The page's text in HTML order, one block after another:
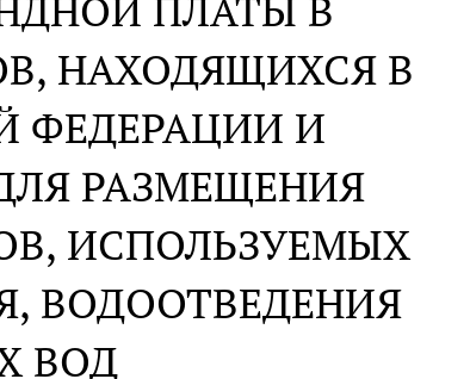
НАХОДЯЩИХСЯ В
ФЕДЕРАЦИИ И
РАЗМЕЩЕНИЯ
ИСПОЛЬЗУЕМЫХ
ВОДООТВЕДЕНИЯ
ВОД